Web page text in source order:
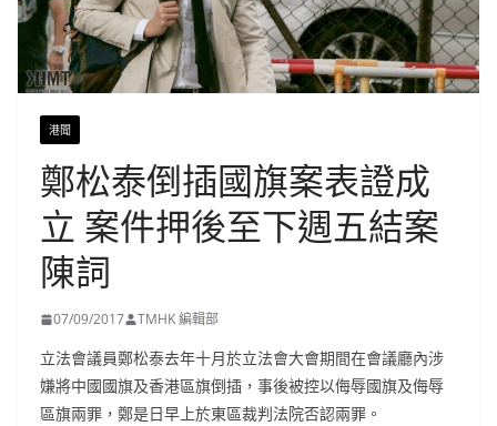
港聞
鄭松泰倒插國旗案表證成
立 案件押後至下週五結案
陳詞
07/09/2017 TMHK 編輯部
立法會議員鄭松泰去年十月於立法會大會期間在會議廳內涉
嫌將中國國旗及香港區旗倒插，事後被控以侮辱國旗及侮辱
區旗兩罪，鄭是日早上於東區裁判法院否認兩罪。